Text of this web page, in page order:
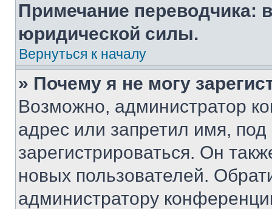
Примечание переводчика:
юридической силы.
Вернуться к началу
» Почему я не могу
Возможно, администратор
адрес или запретил имя,
зарегистрироваться. Он
новых пользователей.
администратору